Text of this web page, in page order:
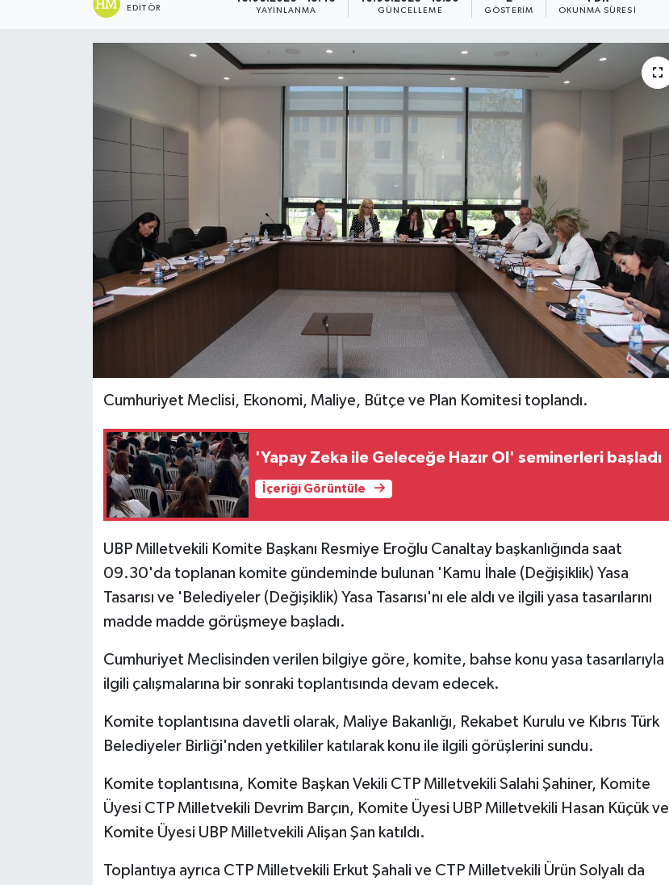
EDITÖR YAYINLANMA GÜNCELLEME GÖSTERIM OKUNMA SÜRESI
Cumhuriyet Meclisi, Ekonomi, Maliye, Bütçe ve Plan Komitesi toplandı.
'Yapay Zeka ile Geleceğe Hazır Ol' seminerleri başladı
İçeriği Görüntüle
UBP Milletvekili Komite Başkanı Resmiye Eroğlu Canaltay başkanlığında saat
09.30'da toplanan komite gündeminde bulunan 'Kamu İhale (Değişiklik) Yasa
Tasarısı ve 'Belediyeler (Değişiklik) Yasa Tasarısı'nı ele aldı ve ilgili yasa tasarılarını
madde madde görüşmeye başladı.
Cumhuriyet Meclisinden verilen bilgiye göre, komite, bahse konu yasa tasarılarıyla
ilgili çalışmalarına bir sonraki toplantısında devam edecek.
Komite toplantısına davetli olarak, Maliye Bakanlığı, Rekabet Kurulu ve Kıbrıs Türk
Belediyeler Birliği'nden yetkililer katılarak konu ile ilgili görüşlerini sundu.
Komite toplantısına, Komite Başkan Vekili CTP Milletvekili Salahi Şahiner, Komite
Üyesi CTP Milletvekili Devrim Barçın, Komite Üyesi UBP Milletvekili Hasan Küçük ve
Komite Üyesi UBP Milletvekili Alişan Şan katıldı.
Toplantıya ayrıca CTP Milletvekili Erkut Şahali ve CTP Milletvekili Ürün Solyalı da
İÇ HABERLER
KÜLTÜR SANAT
MAGAZİN
Nöbetçi Eczaneler
ÖZEL HABER
TEKNOLOJİ